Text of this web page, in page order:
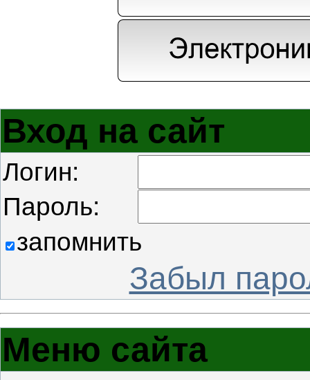
Вход на сайт
Логин:
Пароль:
запомнить
Забыл
Меню сайта